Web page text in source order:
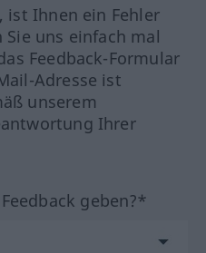
ist Ihnen ein Fehler
uns einfach mal
Feedback-Formular
Adresse ist
unserem
Ihrer
geben?*